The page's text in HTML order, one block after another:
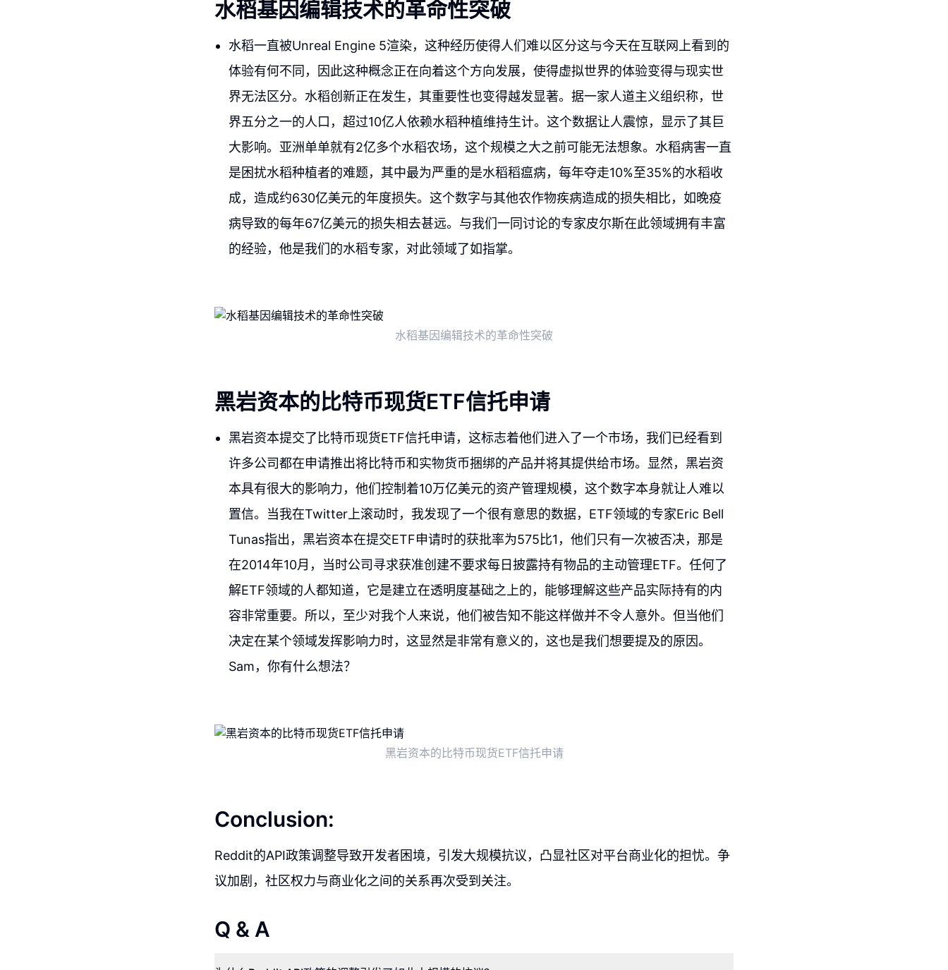
水稻基因编辑技术的革命性突破
水稻一直被Unreal Engine 5渲染，这种经历使得人们难以区分这与今天在互联网上看到的
体验有何不同，因此这种概念正在向着这个方向发展，使得虚拟世界的体验变得与现实世
界无法区分。水稻创新正在发生，其重要性也变得越发显著。据一家人道主义组织称，世
界五分之一的人口，超过10亿人依赖水稻种植维持生计。这个数据让人震惊，显示了其巨
大影响。亚洲单单就有2亿多个水稻农场，这个规模之大之前可能无法想象。水稻病害一直
是困扰水稻种植者的难题，其中最为严重的是水稻稻瘟病，每年夺走10%至35%的水稻收
成，造成约630亿美元的年度损失。这个数字与其他农作物疾病造成的损失相比，如晚疫
病导致的每年67亿美元的损失相去甚远。与我们一同讨论的专家皮尔斯在此领域拥有丰富
的经验，他是我们的水稻专家，对此领域了如指掌。
水稻基因编辑技术的革命性突破
黑岩资本的比特币现货ETF信托申请
黑岩资本提交了比特币现货ETF信托申请，这标志着他们进入了一个市场，我们已经看到
许多公司都在申请推出将比特币和实物货币捆绑的产品并将其提供给市场。显然，黑岩资
本具有很大的影响力，他们控制着10万亿美元的资产管理规模，这个数字本身就让人难以
置信。当我在Twitter上滚动时，我发现了一个很有意思的数据，ETF领域的专家Eric Bell
Tunas指出，黑岩资本在提交ETF申请时的获批率为575比1，他们只有一次被否决，那是
在2014年10月，当时公司寻求获准创建不要求每日披露持有物品的主动管理ETF。任何了
解ETF领域的人都知道，它是建立在透明度基础之上的，能够理解这些产品实际持有的内
容非常重要。所以，至少对我个人来说，他们被告知不能这样做并不令人意外。但当他们
决定在某个领域发挥影响力时，这显然是非常有意义的，这也是我们想要提及的原因。
Sam，你有什么想法？
黑岩资本的比特币现货ETF信托申请
Conclusion:
Reddit的API政策调整导致开发者困境，引发大规模抗议，凸显社区对平台商业化的担忧。争
议加剧，社区权力与商业化之间的关系再次受到关注。
Q & A